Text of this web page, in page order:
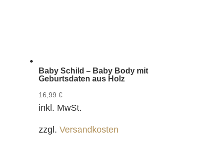
Baby Schild – Baby Body mit
Geburtsdaten aus Holz
16,99 €
inkl. MwSt.
zzgl. Versandkosten